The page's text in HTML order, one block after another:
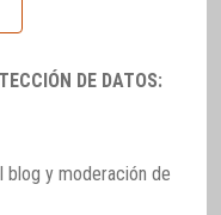
DE DATOS:
blog y moderación de